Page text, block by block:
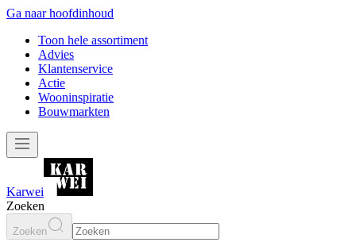
Ga naar hoofdinhoud
Toon hele assortiment
Advies
Klantenservice
Actie
Wooninspiratie
Bouwmarkten
Karwei
Zoeken
Zoeken